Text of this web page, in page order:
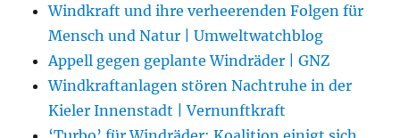
Windkraft und ihre verheerenden Folgen für
Mensch und Natur | Umweltwatchblog
Appell gegen geplante Windräder | GNZ
Windkraftanlagen stören Nachtruhe in der
Kieler Innenstadt | Vernunftkraft